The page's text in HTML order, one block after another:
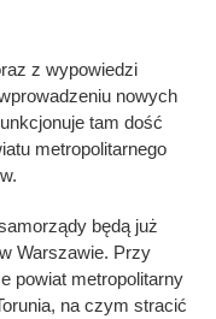
z wypowiedzi
nowych
tam dość
metropolitarnego
będą już
Warszawie. Przy
powiat metropolitarny
na czym stracić